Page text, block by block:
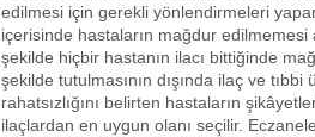
edilmesi için gerekli yönlendirmeleri
içerisinde hastaların mağdur edilmemesi
şekilde hiçbir hastanın ilacı bittiğinde
şekilde tutulmasının dışında ilaç ve
rahatsızlığını belirten hastaların
ilaçlardan en uygun olanı seçilir.